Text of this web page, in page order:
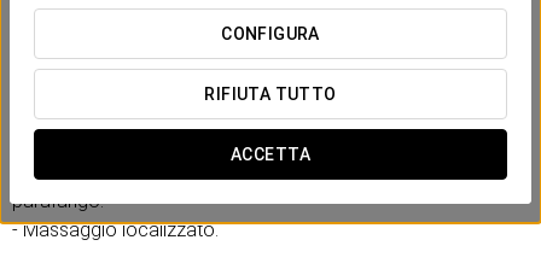
CONFIGURA
RIFIUTA TUTTO
ACCETTA
Stacca dalla routine quotidiana e goditi questa esperienza
pensata appositamente per te.
Include:
- Sessione nel nostro Club Termale.
- Bagno idromassaggio con acqua termale o trattamento al
parafango.
- Massaggio localizzato.